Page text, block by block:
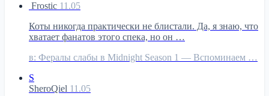
Frostic 11.05
Коты никогда практически не блистали. Да, я знаю, что
хватает фанатов этого спека, но он …
в: Фералы слабы в Midnight Season 1 — Вспоминаем …
S
SheroQiel 11.05